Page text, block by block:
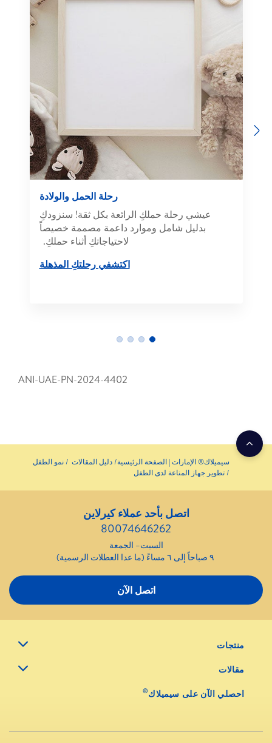
Previous
رحلة الحمل والولادة
عيشي رحلة حملكِ الرائعة بكل ثقة! سنزودكِ
بدليل شامل وموارد داعمة مصممة خصيصاً
لاحتياجاتكِ أثناء حملكِ.
اكتشفي رحلتكِ المذهلة
Next
ANI-UAE-PN-2024-4402
سيميلاك® الإمارات | الصفحة الرئيسية دليل المقالات
نمو الطفل
تطوير جهاز المناعة لدى الطفل
اتصل بأحد عملاء كيرلاين
80074646262
السبت– الجمعة
اتصل الآن
منتجات
مقالات
احصلي الآن على سيميلاك®